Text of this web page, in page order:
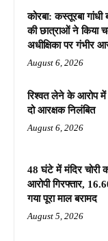
कोरबा: कस्तूरबा गांधी
की छात्राओं ने किया
अधीक्षिका पर गंभीर
August 6, 2026
रिश्वत लेने के आरोप
दो आरक्षक निलंबित
August 6, 2026
48 घंटे में मंदिर चोरी
आरोपी गिरफ्तार,
गया पूरा माल बरामद
August 5, 2026